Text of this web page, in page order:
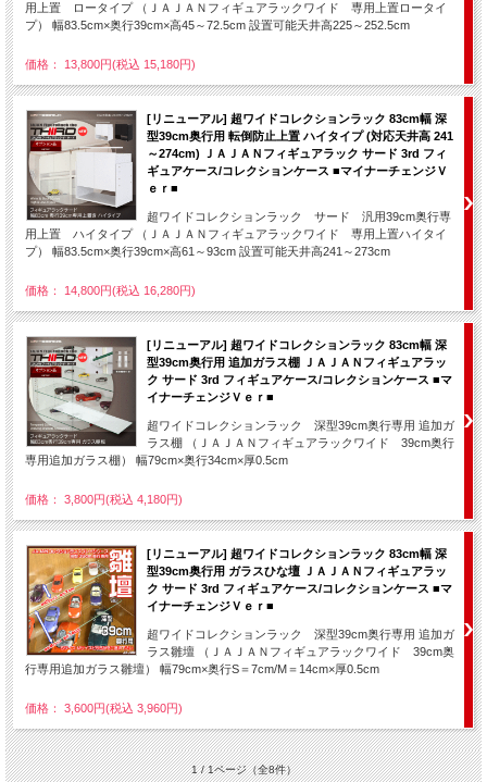
用上置 ロータイプ （ＪＡＪＡＮフィギュアラックワイド 専用上置ロータイ
プ） 幅83.5cm×奥行39cm×高45～72.5cm 設置可能天井高225～252.5cm
価格： 13,800円(税込 15,180円)
[リニューアル] 超ワイドコレクションラック 83cm幅 深
型39cm奥行用 転倒防止上置 ハイタイプ (対応天井高 241
～274cm) ＪＡＪＡＮフィギュアラック サード 3rd フィ
ギュアケース/コレクションケース ■マイナーチェンジＶ
ｅｒ■
超ワイドコレクションラック サード 汎用39cm奥行専
用上置 ハイタイプ （ＪＡＪＡＮフィギュアラックワイド 専用上置ハイタイ
プ） 幅83.5cm×奥行39cm×高61～93cm 設置可能天井高241～273cm
価格： 14,800円(税込 16,280円)
[リニューアル] 超ワイドコレクションラック 83cm幅 深
型39cm奥行用 追加ガラス棚 ＪＡＪＡＮフィギュアラッ
ク サード 3rd フィギュアケース/コレクションケース ■マ
イナーチェンジＶｅｒ■
超ワイドコレクションラック 深型39cm奥行専用 追加ガ
ラス棚 （ＪＡＪＡＮフィギュアラックワイド 39cm奥行
専用追加ガラス棚） 幅79cm×奥行34cm×厚0.5cm
価格： 3,800円(税込 4,180円)
[リニューアル] 超ワイドコレクションラック 83cm幅 深
型39cm奥行用 ガラスひな壇 ＪＡＪＡＮフィギュアラッ
ク サード 3rd フィギュアケース/コレクションケース ■マ
イナーチェンジＶｅｒ■
超ワイドコレクションラック 深型39cm奥行専用 追加ガ
ラス雛壇 （ＪＡＪＡＮフィギュアラックワイド 39cm奥
行専用追加ガラス雛壇） 幅79cm×奥行S＝7cm/M＝14cm×厚0.5cm
価格： 3,600円(税込 3,960円)
1 / 1ページ（全8件）